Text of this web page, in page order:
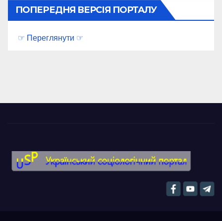
ПОПЕРЕДНЯ ВЕРСІЯ ПОРТАЛУ
☞ Переглянути ☞